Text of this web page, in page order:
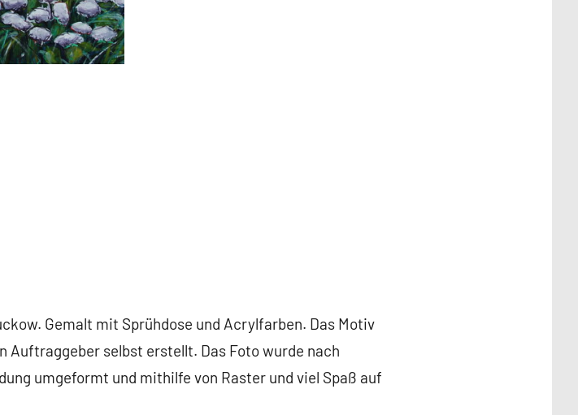
Gemalt mit Sprühdose und Acrylfarben. Das Motiv
selbst erstellt. Das Foto wurde nach
umgeformt und mithilfe von Raster und viel Spaß auf